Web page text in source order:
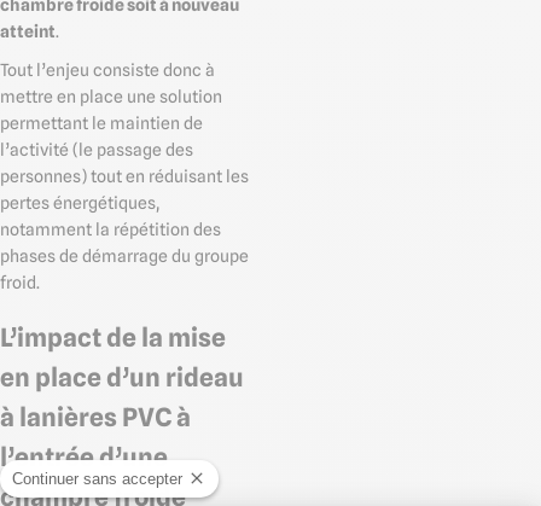
chambre froide soit à nouveau
atteint.
Tout l’enjeu consiste donc à
mettre en place une solution
permettant le maintien de
l’activité (le passage des
personnes) tout en réduisant les
pertes énergétiques,
notamment la répétition des
phases de démarrage du groupe
froid.
L’impact de la mise
en place d’un rideau
à lanières PVC à
l’entrée d’une
chambre froide
Continuer sans accepter